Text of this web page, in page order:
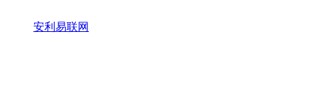
安利易联网